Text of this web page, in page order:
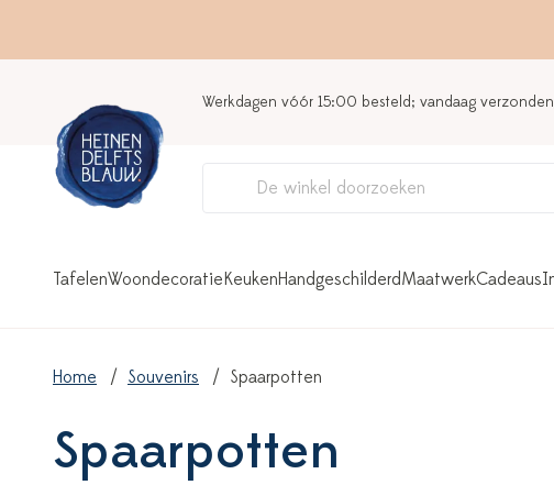
Werkdagen vóór 15:00 besteld; vandaag verzonden
TafelenWoondecoratieKeukenHandgeschilderdMaatwerkCadeaus
Home Souvenirs Spaarpotten
Spaarpotten